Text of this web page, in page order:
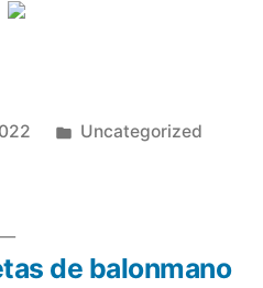
Publicado
Uncategorized
Entrada
siguiente:
de balonmano